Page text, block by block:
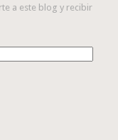
a este blog y recibir